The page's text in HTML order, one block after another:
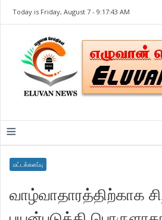
Today is Friday, August 7 -9:17:43 AM
≡
மட்டக்களப்பு
வாழ்வாதாரத்திற்காக